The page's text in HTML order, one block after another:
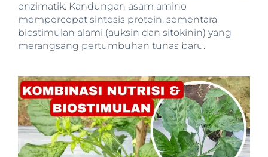
enzimatik. Kandungan asam amino
mempercepat sintesis protein, sementara
biostimulan alami (auksin dan sitokinin) yang
merangsang pertumbuhan tunas baru.